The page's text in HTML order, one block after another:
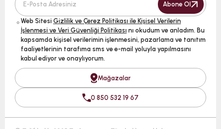
Abone Ol
Web Sitesi Gizlilik ve Çerez Politikası ile Kişisel Verilerin
İşlenmesi ve Veri Güvenliği Politikası nı okudum ve anladım. Bu
kapsamda kişisel verilerimin işlenmesini, pazarlama ve tanıtım
faaliyetlerinin tarafıma sms ve e-mail yoluyla yapılmasını
kabul ediyor ve onaylıyorum.
Mağazalar
0 850 532 19 67